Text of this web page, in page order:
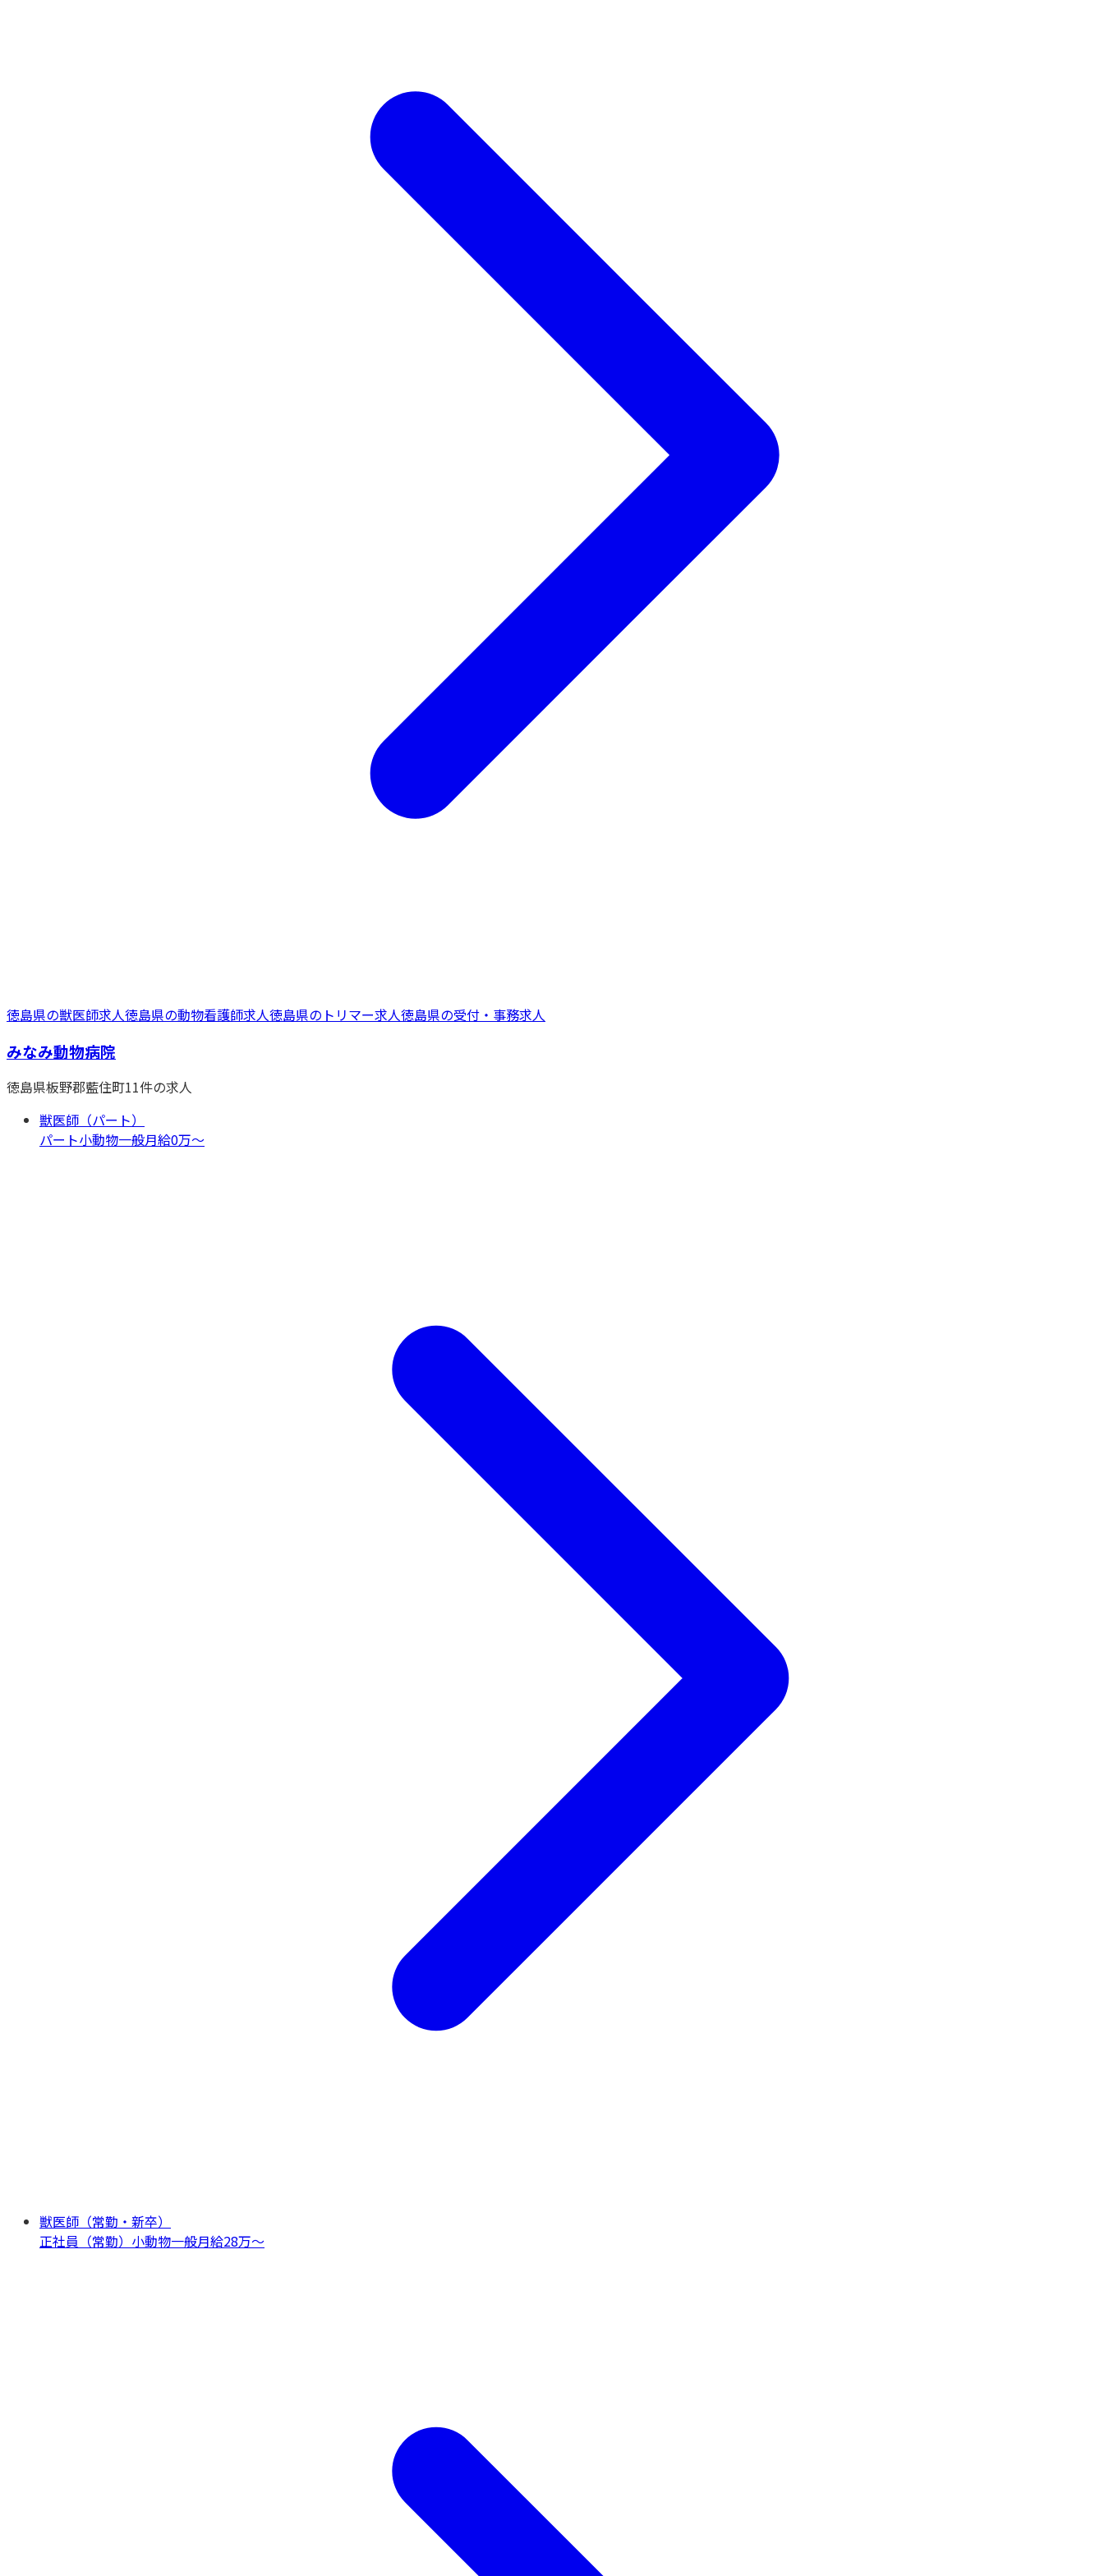
徳島県の獣医師求人徳島県の動物看護師求人徳島県の トリマー求人徳島県の受付・事務求人
みなみ動物病院
徳島県板野郡藍住町11件の求人
獣医師（パート）
パート小動物一般月給0万〜
獣医師（常勤・新卒）
正社員（常勤） 小動物一般月給28万〜